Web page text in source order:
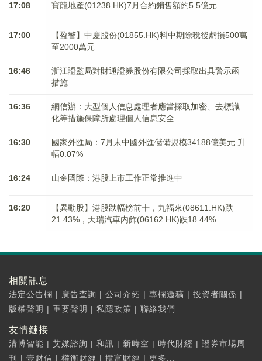
17:08 寶龍地產(01238.HK)7月合約銷售額約5.5億元
17:00
【盈警】中慶股份(01855.HK)料中期除稅後虧損500萬
至2000萬元
16:46
浙江證監局對財通證券股份有限公司採取出具警示函
措施
16:36
網信辦：大型個人信息處理者應當採取加密、去標識
化等措施保障所處理個人信息安全
16:30
國家外匯局：7月末中國外匯儲備規模34188億美元 升
幅0.07%
16:24 山金國際：港股上市工作正常推進中
16:20
【異動股】港股跌幅榜前十，九福來(08611.HK)跌
21.43%，天瑞汽車内飾(06162.HK)跌18.44%
相關訊息
法定公告欄 | 廣告查詢 | 公司介紹 | 專欄邀稿 | 投資者關係 |
版權聲明 | 重要聲明 | 私隱政策 | 聯絡我們
友情鏈接
清博智能 | 艾媒諮詢 | 和訊 | 新時空 | 時代財經 | 證券市場周
刊
| 壹財信 | 權衡財經 | 攬富財經 | 更多...